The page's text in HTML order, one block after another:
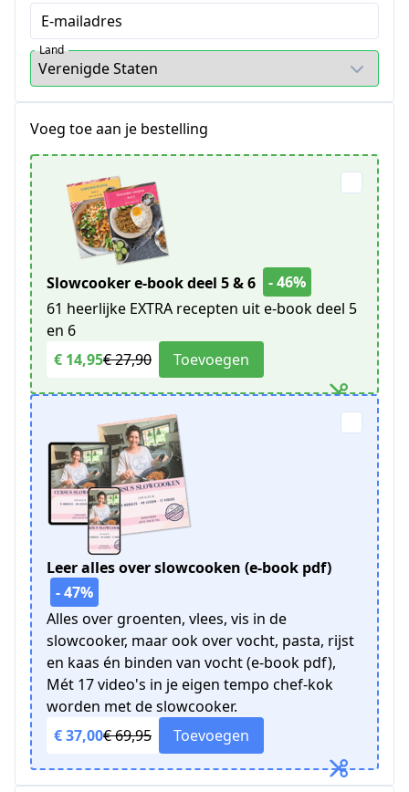
E-mailadres
Land
Voeg toe aan je bestelling
Slowcooker e-book deel 5 & 6
- 46%
61 heerlijke EXTRA recepten uit e-book deel 5
en 6
€ 14,95€ 27,90 Toevoegen
Leer alles over slowcooken (e-book pdf)
- 47%
Alles over groenten, vlees, vis in de
slowcooker, maar ook over vocht, pasta, rijst
en kaas én binden van vocht (e-book pdf),
Mét 17 video's in je eigen tempo chef-kok
worden met de slowcooker.
€ 37,00€ 69,95 Toevoegen